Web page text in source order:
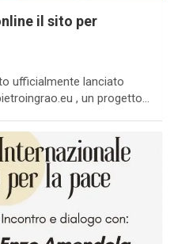
il sito per
ufficialmente lanciato
, un progetto…